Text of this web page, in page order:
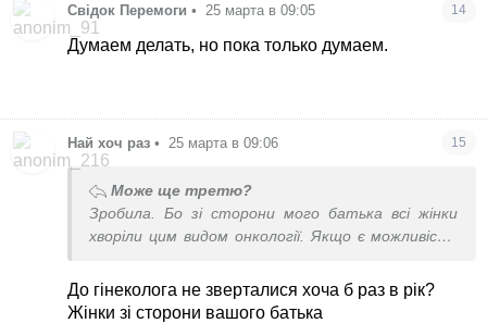
Свідок Перемоги • 25 марта в 09:05 14
Думаем делать, но пока только думаем.
Най хоч раз • 25 марта в 09:06 15
Може ще третю?
Зробила. Бо зі сторони мого батька всі жінки
хворіли цим видом онкології. Якщо є можливість
До гінеколога не зверталися хоча б раз в рік?
Жінки зі сторони вашого батька